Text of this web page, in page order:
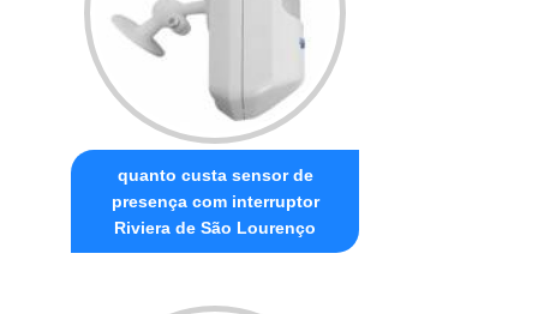
quanto custa sensor de
presença com interruptor
Riviera de São Lourenço